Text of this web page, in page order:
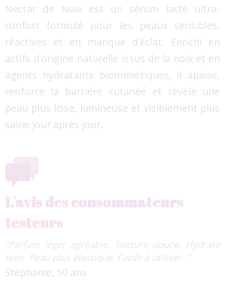
Nectar de Noix est un sérum lacté ultra-
confort formulé pour les peaux sensibles,
réactives et en manque d’éclat. Enrichi en
actifs d’origine naturelle issus de la noix et en
agents hydratants biomimétiques, il apaise,
renforce la barrière cutanée et révèle une
peau plus lisse, lumineuse et visiblement plus
saine jour après jour.
L'avis des consommateurs
testeurs
“Parfum léger agréable. Texture douce. Hydrate
bien. Peau plus élastique. Facile à utiliser. “
Stéphanie, 50 ans